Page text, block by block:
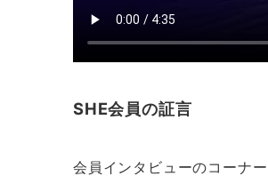
SHE会員の証言
会員インタビューのコーナ